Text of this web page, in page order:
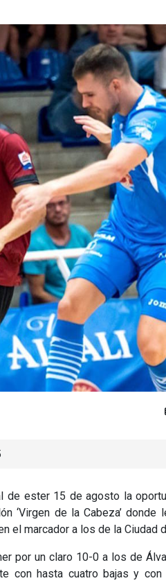
de ester 15 de agosto la
‘Virgen de la Cabeza’ donde
el marcador a los de la Ciudad
por un claro 10-0 a los de
con hasta cuatro bajas y